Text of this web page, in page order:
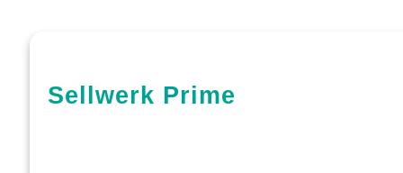
Sellwerk Prime